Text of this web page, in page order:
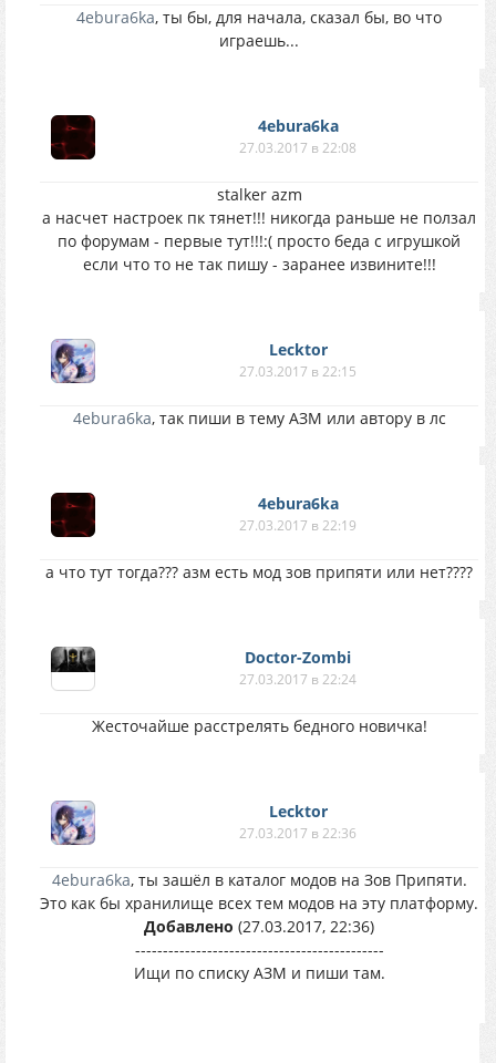
4ebura6ka, ты бы, для начала, сказал бы, во что
играешь...
4ebura6ka
27.03.2017 в 22:08
stalker azm
а насчет настроек пк тянет!!! никогда раньше не ползал
по форумам - первые тут!!!:( просто беда с игрушкой
если что то не так пишу - заранее извините!!!
Lecktor
27.03.2017 в 22:15
4ebura6ka, так пиши в тему АЗМ или автору в лс
4ebura6ka
27.03.2017 в 22:19
а что тут тогда??? азм есть мод зов припяти или нет????
Doctor-Zombi
27.03.2017 в 22:24
Жесточайше расстрелять бедного новичка!
Lecktor
27.03.2017 в 22:36
4ebura6ka, ты зашёл в каталог модов на Зов Припяти.
Это как бы хранилище всех тем модов на эту платформу.
Добавлено (27.03.2017, 22:36)
---------------------------------------------
Ищи по списку АЗМ и пиши там.